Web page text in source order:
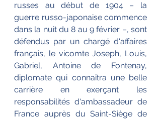
russes au début de 1904 – la
guerre russo-japonaise commence
dans la nuit du 8 au 9 février –, sont
défendus par un chargé d'affaires
français, le vicomte Joseph, Louis,
Gabriel, Antoine de Fontenay,
diplomate qui connaîtra une belle
carrière en exerçant les
responsabilités d'ambassadeur de
France auprès du Saint-Siège de